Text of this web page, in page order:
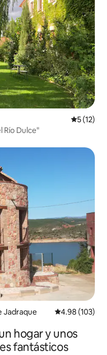
5 (12)
Río Dulce"
Jadraque Calificación
4.98 (103)
hogar y unos
fantásticos